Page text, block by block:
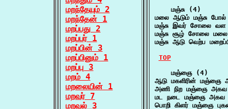
மறந்தேயும் 2
மறந்தேன் 1
மறப்பது 2
மறப்பர் 1
மறப்பின் 3
மறப்பினும் 1
மறப்பு 3
மறம் 4
மறலையின் 1
மறவர் 7
மறவல் 3
    மஞ்சு (4)
மலை ஆடும் மஞ்சு
மஞ்சு இவர் சோலை
மஞ்சு சூழ் சோலை
மஞ்சு ஆடு வெற்ப
TOP
    மஞ்ஞை (4)
ஆடு மகளிரின்
அணி நிற மஞ்ஞை அகவ
மட நடை மஞ்ஞை அகவ
பொறி கிளர் மஞ்ஞை